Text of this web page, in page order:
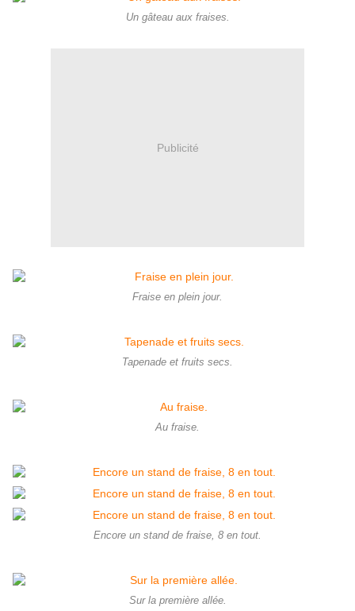
Un gâteau aux fraises.
Publicité
Fraise en plein jour.
Tapenade et fruits secs.
Au fraise.
Encore un stand de fraise, 8 en tout.
Sur la première allée.